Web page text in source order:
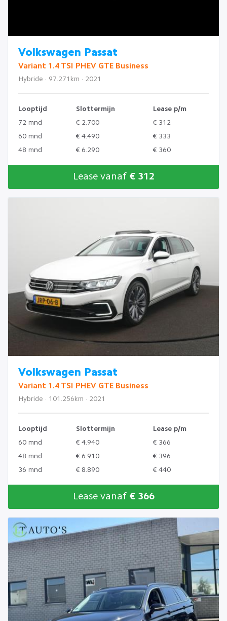
Volkswagen Passat
Variant 1.4 TSI PHEV GTE Business
Hybride · 97.271km · 2021
Looptijd Slottermijn
Lease p/m
72 mnd
€ 2.700
€ 312
60 mnd
€ 4.490
€ 333
48 mnd
€ 6.290 € 360
Lease vanaf € 312
Volkswagen Passat
Variant 1.4 TSI PHEV GTE Business
Hybride · 101.256km · 2021
Looptijd Slottermijn
Lease p/m
60 mnd
€ 4.940
€ 366
48 mnd
€ 6.910
€ 396
36 mnd
€ 8.890 € 440
Lease vanaf € 366